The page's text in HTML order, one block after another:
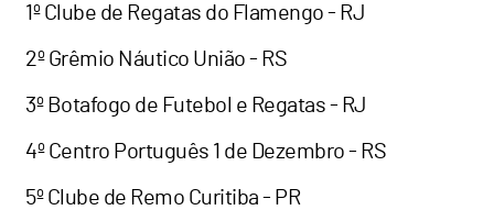
1º Clube de Regatas do Flamengo - RJ
2º Grêmio Náutico União - RS
3º Botafogo de Futebol e Regatas - RJ
4º Centro Português 1 de Dezembro - RS
5º Clube de Remo Curitiba - PR